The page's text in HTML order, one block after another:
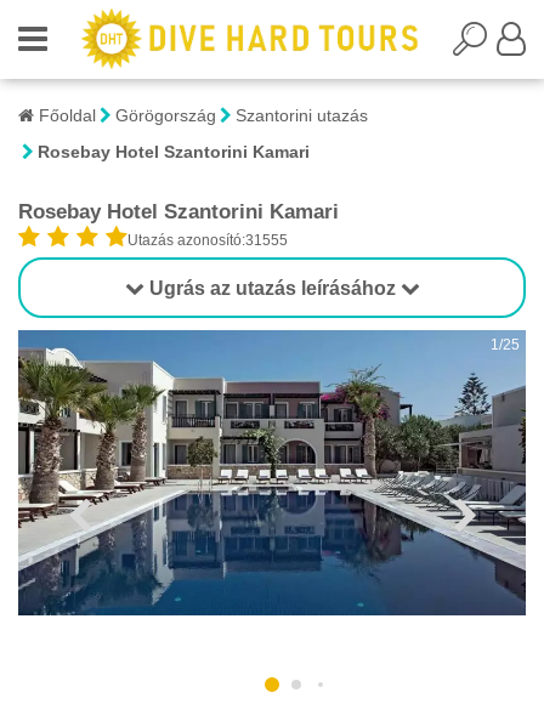
Főoldal Görögország
Szantorini utazás
Rosebay Hotel Szantorini Kamari
Rosebay Hotel Szantorini Kamari
Utazás azonosító:31555
Ugrás az utazás leírásához
1/25